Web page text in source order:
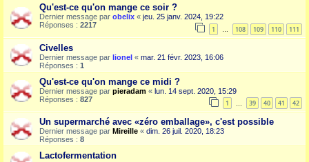
Qu'est-ce qu'on mange ce soir ?
Dernier message par obelix « jeu. 25 janv. 2024, 19:22
Réponses : 2217 1 … 108 109 110 111
Civelles
Dernier message par lionel « mar. 21 févr. 2023, 16:06
Réponses : 1
Qu'est-ce qu'on mange ce midi ?
Dernier message par pieradam « lun. 14 sept. 2020, 15:29
Réponses : 827 1 39 40 41 42
Un supermarché avec «zéro emballage», c'est possible
Dernier message par Mireille « dim. 26 juil. 2020, 18:23
Réponses : 8
Lactofermentation